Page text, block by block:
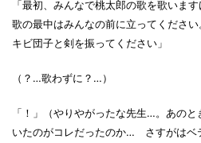
「最初、みんなで桃太郎の歌を歌いま
歌の最中はみんなの前に立ってくださ
キビ団子と剣を振ってください」
（？…歌わずに？…）
「！」（やりやがったな先生…。あの
いたのがコレだったのか… さすがはベ